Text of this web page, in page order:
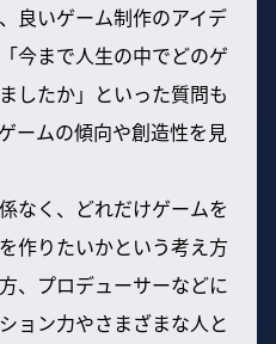
良いゲーム制作のアイデ
今まで人生の中でどのゲ
したか」といった質問も
ームの傾向や創造性を見
なく、どれだけゲームを
作りたいかという考え方
、プロデューサーなどに
ョン力やさまざまな人と